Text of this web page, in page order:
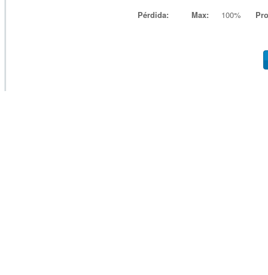
Pérdida: Max: 100%